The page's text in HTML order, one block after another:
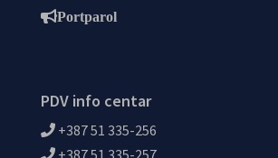
Portparol
PDV info centar
+387 51 335-256